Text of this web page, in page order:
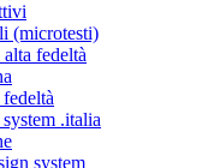
(microtesti)
fedeltà
.italia
system